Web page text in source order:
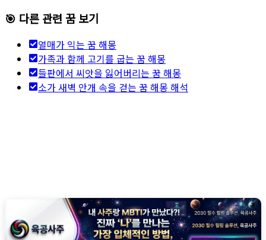
🎯 다른 관련 꿈 보기
열매가 익는 꿈 해몽
가족과 함께 고기를 굽는 꿈 해몽
들판에서 씨앗을 잃어버리는 꿈 해몽
소가 새벽 안개 속을 걷는 꿈 해몽 해석